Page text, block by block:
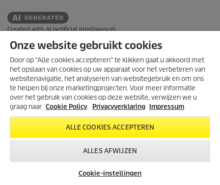
Created with AI (artificial intelligence)
INFORMATIE WEBSHOP
JURIDISCH
Algemene voorwaarden
Algemene voorwaarden webshop
Cookie policy
Sitemap
Onze website gebruikt cookies
Door op “Alle cookies accepteren” te klikken gaat u akkoord met
het opslaan van cookies op uw apparaat voor het verbeteren van
websitenavigatie, het analyseren van websitegebruik en om ons
te helpen bij onze marketingprojecten. Voor meer informatie
over het gebruik van cookies op deze website, verwijzen we u
graag naar Cookie Policy. Privacyverklaring Impressum
ALLE COOKIES ACCEPTEREN
ALLES AFWIJZEN
Cookie-instellingen